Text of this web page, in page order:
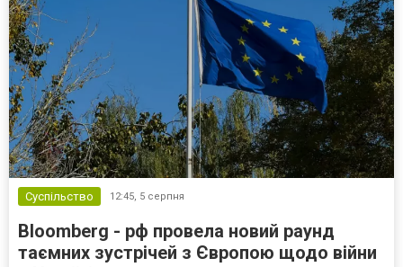
Суспільство 12:45, 5 серпня
Bloomberg - рф провела новий раунд
таємних зустрічей з Європою щодо війни